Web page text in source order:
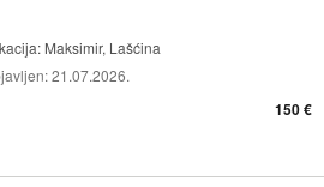
Maksimir, Lašćina
21.07.2026.
150 €